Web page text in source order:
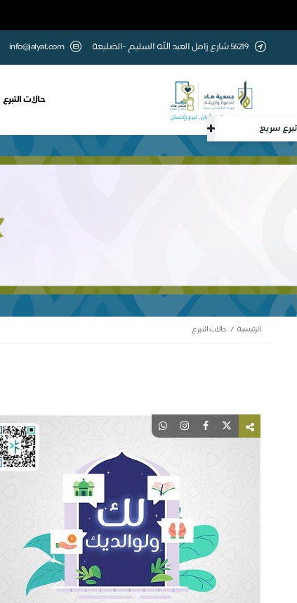
تبرع سريع
56219 شارع زامل العبد الله السليم -الضليعة info@jalyat.com
حالات التبرع
الرئيسية حالات التبرع